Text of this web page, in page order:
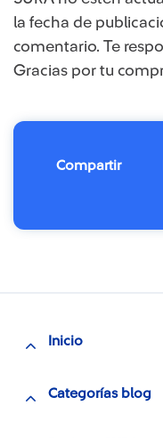
la fecha de
comentario. Te
Gracias por tu
Compartir
Inicio
Categorías blog